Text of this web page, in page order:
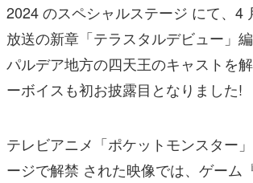
2024 のスペシャルステージ にて、4
放送の新章「テラスタルデビュー」編
パルデア地方の四天王のキャストを
ーボイスも初お披露目となりました!
テレビアニメ「ポケットモンスター
ージで解禁 された映像では、ゲーム